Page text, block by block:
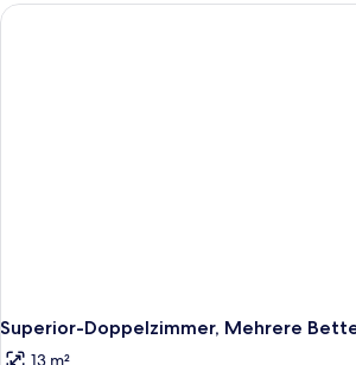
Doppelbett
Superior-Doppelzimmer, Mehrere
13 m²